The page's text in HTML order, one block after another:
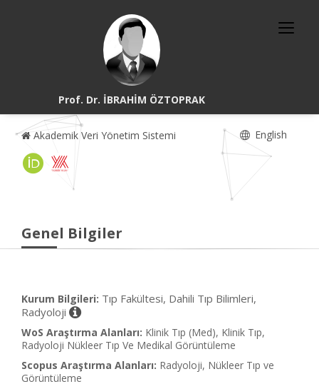
Prof. Dr. İBRAHİM ÖZTOPRAK
Akademik Veri Yönetim Sistemi English
Genel Bilgiler
Kurum Bilgileri: Tıp Fakültesi, Dahili Tıp Bilimleri,
Radyoloji
WoS Araştırma Alanları: Klinik Tıp (Med), Klinik Tıp,
Radyoloji Nükleer Tıp Ve Medikal Görüntüleme
Scopus Araştırma Alanları: Radyoloji, Nükleer Tıp ve
Görüntüleme